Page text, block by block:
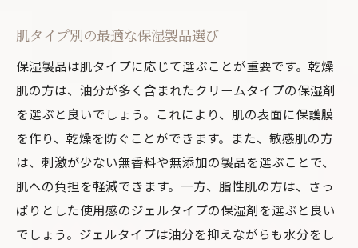
肌タイプ別の最適な保湿製品選び
保湿製品は肌タイプに応じて選ぶことが重要です。乾燥
肌の方は、油分が多く含まれたクリームタイプの保湿剤
を選ぶと良いでしょう。これにより、肌の表面に保護膜
を作り、乾燥を防ぐことができます。また、敏感肌の方
は、刺激が少ない無香料や無添加の製品を選ぶことで、
肌への負担を軽減できます。一方、脂性肌の方は、さっ
ぱりとした使用感のジェルタイプの保湿剤を選ぶと良い
でしょう。ジェルタイプは油分を抑えながらも水分をし